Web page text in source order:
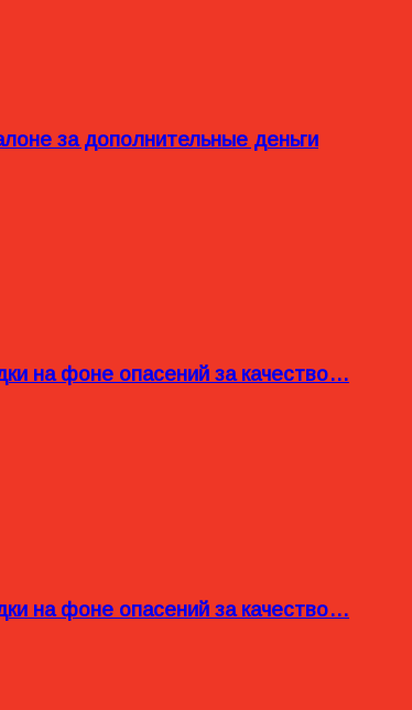
за дополнительные деньги
на фоне опасений за качество…
на фоне опасений за качество…